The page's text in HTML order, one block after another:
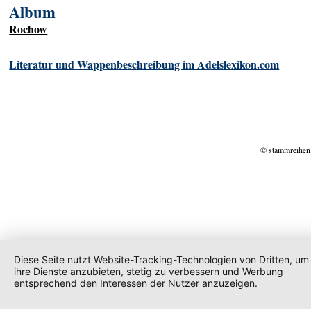
Album
Rochow
Literatur und Wappenbeschreibung im Adelslexikon.com
©
Diese Seite nutzt Website-Tracking-Technologien von Dritten, um
ihre Dienste anzubieten, stetig zu verbessern und Werbung
entsprechend den Interessen der Nutzer anzuzeigen.